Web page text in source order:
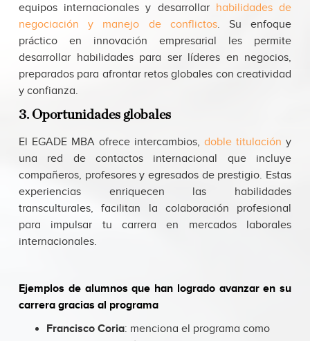
equipos internacionales y desarrollar habilidades de
negociación y manejo de conflictos. Su enfoque
práctico en innovación empresarial les permite
desarrollar habilidades para ser líderes en negocios,
preparados para afrontar retos globales con creatividad
y confianza.
3. Oportunidades globales
El EGADE MBA ofrece intercambios, doble titulación y
una red de contactos internacional que incluye
compañeros, profesores y egresados de prestigio. Estas
experiencias enriquecen las habilidades
transculturales, facilitan la colaboración profesional
para impulsar tu carrera en mercados laborales
internacionales.
Ejemplos de alumnos que han logrado avanzar en su
carrera gracias al programa
Francisco Coria: menciona el programa como